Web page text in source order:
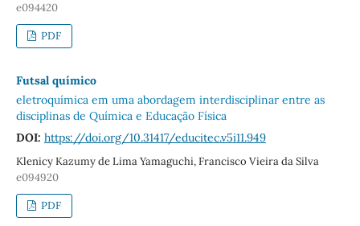
e094420
PDF
Futsal químico
eletroquímica em uma abordagem interdisciplinar entre as
disciplinas de Química e Educação Física
DOI: https://doi.org/10.31417/educitec.v5i11.949
Klenicy Kazumy de Lima Yamaguchi, Francisco Vieira da Silva
e094920
PDF